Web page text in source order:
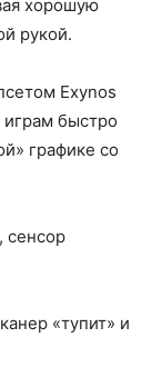
хорошую
рукой.
Exynos
быстро
графике со
сенсор
«тупит» и